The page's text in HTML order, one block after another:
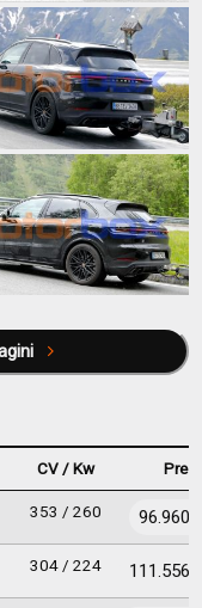
11 immagini
CV / Kw
353 / 260 96.960
304 / 224 111.556